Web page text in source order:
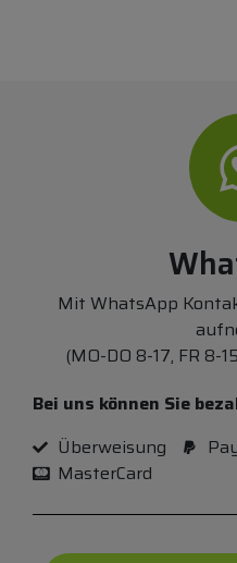
Mit WhatsApp
(MO-DO 8-17, FR 8-
Bei uns können Sie
Überweisung
MasterCard